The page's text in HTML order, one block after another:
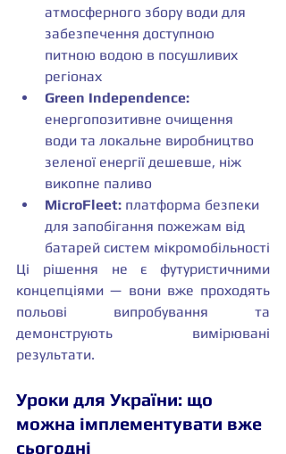
атмосферного збору води для
забезпечення доступною
питною водою в посушливих
регіонах
Green Independence:
енергопозитивне очищення
води та локальне виробництво
зеленої енергії дешевше, ніж
викопне паливо
MicroFleet: платформа безпеки
для запобігання пожежам від
батарей систем мікромобільності
Ці рішення не є футуристичними
концепціями — вони вже проходять
польові випробування та
демонструють вимірювані
результати.
Уроки для України: що
можна імплементувати вже
сьогодні